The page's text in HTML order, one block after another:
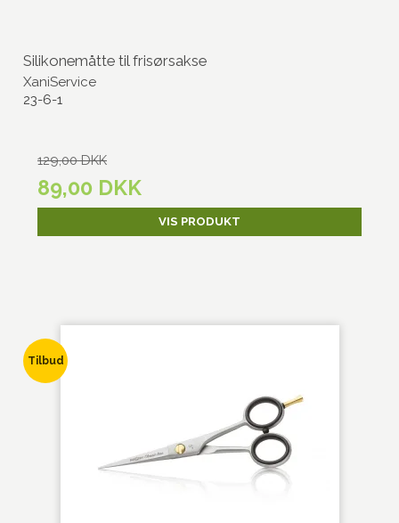
Silikonemåtte til frisørsakse
XaniService
23-6-1
129,00 DKK
89,00 DKK
VIS PRODUKT
Tilbud